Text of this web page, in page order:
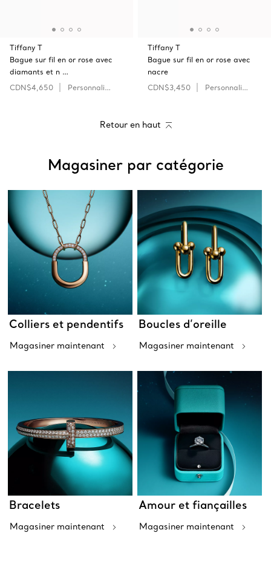
Tiffany T
Bague sur fil en or rose avec
diamants et n …
CDN$4,650
Personnaliser
Tiffany T
Bague sur fil en or rose avec
nacre
CDN$3,450
Personnaliser
Retour en haut
Magasiner par catégorie
Colliers et pendentifs
Magasiner maintenant
Boucles d’oreille
Magasiner maintenant
Bracelets
Magasiner maintenant
Amour et fiançailles
Magasiner maintenant